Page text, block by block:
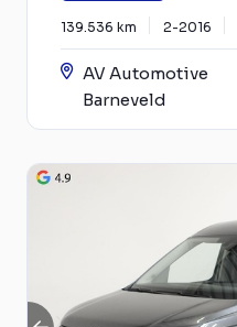
139.536 km 2-2016
AV Automotive
Barneveld